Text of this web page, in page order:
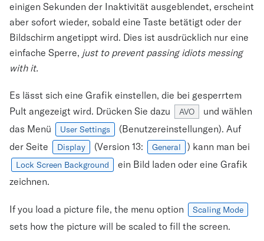
einigen Sekunden der Inaktivität ausgeblendet, erscheint
aber sofort wieder, sobald eine Taste betätigt oder der
Bildschirm angetippt wird. Dies ist ausdrücklich nur eine
einfache Sperre, just to prevent passing idiots messing
with it.
Es lässt sich eine Grafik einstellen, die bei gesperrtem
Pult angezeigt wird. Drücken Sie dazu
AVO
und wählen
das Menü
User Settings
(Benutzereinstellungen). Auf
der Seite
Display (Version 13: General ) kann man bei
Lock Screen Background
ein Bild laden oder eine Grafik
zeichnen.
If you load a picture file, the menu option Scaling Mode
sets how the picture will be scaled to fill the screen.